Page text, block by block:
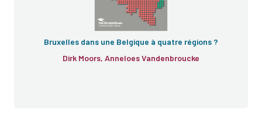
Bruxelles dans une Belgique à quatre régions ?
Dirk Moors, Anneloes Vandenbroucke